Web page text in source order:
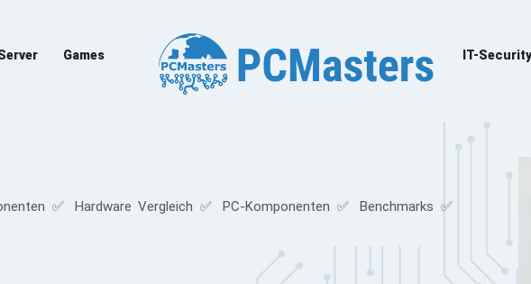
Games IT-Security
✅ Hardware Vergleich ✅ PC-Komponenten ✅ Benchmarks ✅